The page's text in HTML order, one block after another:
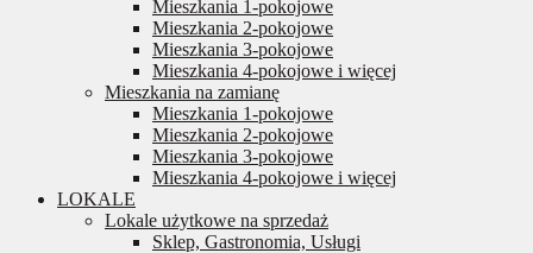
Mieszkania 1-pokojowe
Mieszkania 2-pokojowe
Mieszkania 3-pokojowe
Mieszkania 4-pokojowe i więcej
Mieszkania na zamianę
Mieszkania 1-pokojowe
Mieszkania 2-pokojowe
Mieszkania 3-pokojowe
Mieszkania 4-pokojowe i więcej
LOKALE
Lokale użytkowe na sprzedaż
Sklep, Gastronomia, Usługi